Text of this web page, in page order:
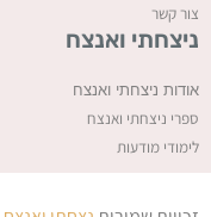
צור קשר
ניצחתי ואנצח
אודות ניצחתי ואנצח
ספרי ניצחתי ואנצח
לימודי מודעות